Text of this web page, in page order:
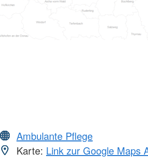
Ambulante Pflege
Karte: Link zur Google Maps